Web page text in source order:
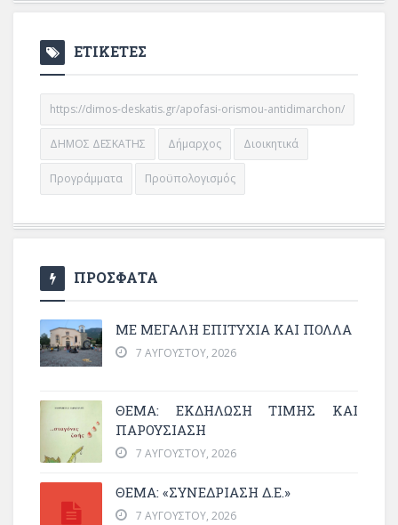
ΕΤΙΚΕΤΕΣ
https://dimos-deskatis.gr/apofasi-orismou-antidimarchon/
ΔΗΜΟΣ ΔΕΣΚΑΤΗΣ Δήμαρχος Διοικητικά
Προγράμματα Προϋπολογισμός
ΠΡΟΣΦΑΤΑ
ΜΕ ΜΕΓΆΛΗ ΕΠΙΤΥΧΊΑ ΚΑΙ ΠΟΛΛΆ
7 ΑΥΓΟΎΣΤΟΥ, 2026
ΘΈΜΑ: ΕΚΔΉΛΩΣΗ ΤΙΜΉΣ ΚΑΙ
ΠΑΡΟΥΣΊΑΣΗ
7 ΑΥΓΟΎΣΤΟΥ, 2026
ΘΕΜΑ: «ΣΥΝΕΔΡΊΑΣΗ Δ.Ε.»
7 ΑΥΓΟΎΣΤΟΥ, 2026